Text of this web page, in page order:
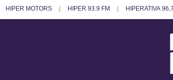
HIPER MOTORS HIPER 93.9 FM HIPERATIVA